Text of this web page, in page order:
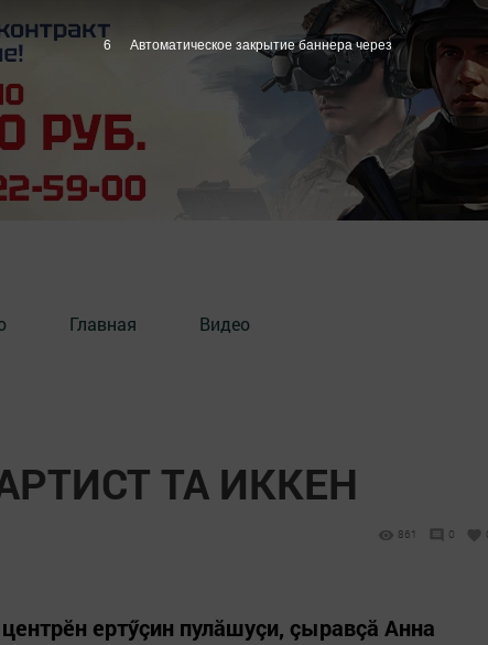
Главная Видео
ТА ИККЕН
861 0
ертӳçин пулăшуçи, çыравçă Анна
5 Автоматическое закрытие баннера через